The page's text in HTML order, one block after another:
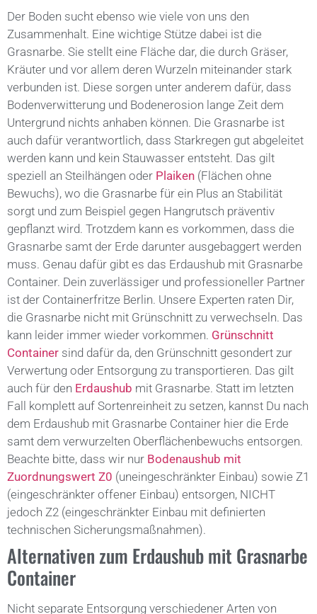
Der Boden sucht ebenso wie viele von uns den
Zusammenhalt. Eine wichtige Stütze dabei ist die
Grasnarbe. Sie stellt eine Fläche dar, die durch Gräser,
Kräuter und vor allem deren Wurzeln miteinander stark
verbunden ist. Diese sorgen unter anderem dafür, dass
Bodenverwitterung und Bodenerosion lange Zeit dem
Untergrund nichts anhaben können. Die Grasnarbe ist
auch dafür verantwortlich, dass Starkregen gut abgeleitet
werden kann und kein Stauwasser entsteht. Das gilt
speziell an Steilhängen oder Plaiken (Flächen ohne
Bewuchs), wo die Grasnarbe für ein Plus an Stabilität
sorgt und zum Beispiel gegen Hangrutsch präventiv
gepflanzt wird. Trotzdem kann es vorkommen, dass die
Grasnarbe samt der Erde darunter ausgebaggert werden
muss. Genau dafür gibt es das Erdaushub mit Grasnarbe
Container. Dein zuverlässiger und professioneller Partner
ist der Containerfritze Berlin. Unsere Experten raten Dir,
die Grasnarbe nicht mit Grünschnitt zu verwechseln. Das
kann leider immer wieder vorkommen. Grünschnitt
Container sind dafür da, den Grünschnitt gesondert zur
Verwertung oder Entsorgung zu transportieren. Das gilt
auch für den Erdaushub mit Grasnarbe. Statt im letzten
Fall komplett auf Sortenreinheit zu setzen, kannst Du nach
dem Erdaushub mit Grasnarbe Container hier die Erde
samt dem verwurzelten Oberflächenbewuchs entsorgen.
Beachte bitte, dass wir nur Bodenaushub mit
Zuordnungswert Z0 (uneingeschränkter Einbau) sowie Z1
(eingeschränkter offener Einbau) entsorgen, NICHT
jedoch Z2 (eingeschränkter Einbau mit definierten
technischen Sicherungsmaßnahmen).
Alternativen zum Erdaushub mit Grasnarbe
Container
Nicht separate Entsorgung verschiedener Arten von